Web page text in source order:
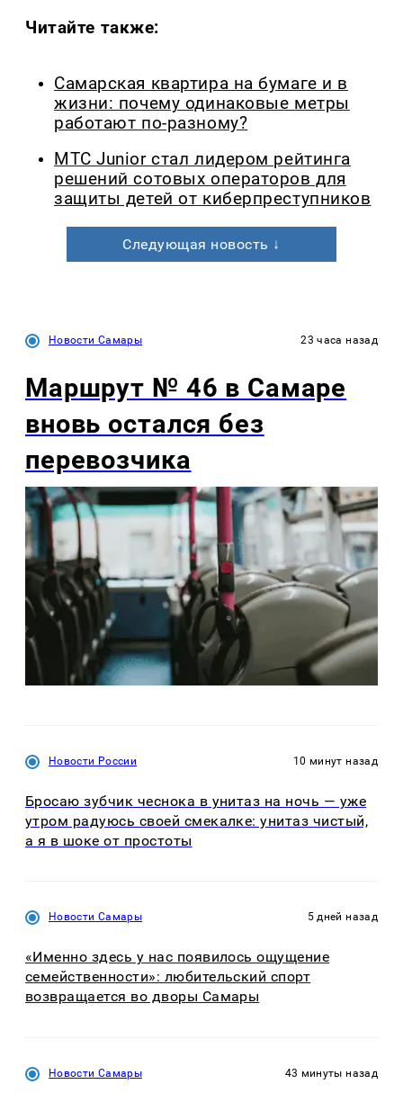
Читайте также:
Самарская квартира на бумаге и в
жизни: почему одинаковые метры
работают по-разному?
МТС Junior стал лидером рейтинга
решений сотовых операторов для
защиты детей от киберпреступников
Следующая новость ↓
Новости Самары 23 часа назад
Маршрут № 46 в Самаре
вновь остался без
перевозчика
Новости России 10 минут назад
Бросаю зубчик чеснока в унитаз на ночь — уже
утром радуюсь своей смекалке: унитаз чистый,
а я в шоке от простоты
Новости Самары 5 дней назад
«Именно здесь у нас появилось ощущение
семейственности»: любительский спорт
возвращается во дворы Самары
Новости Самары 43 минуты назад